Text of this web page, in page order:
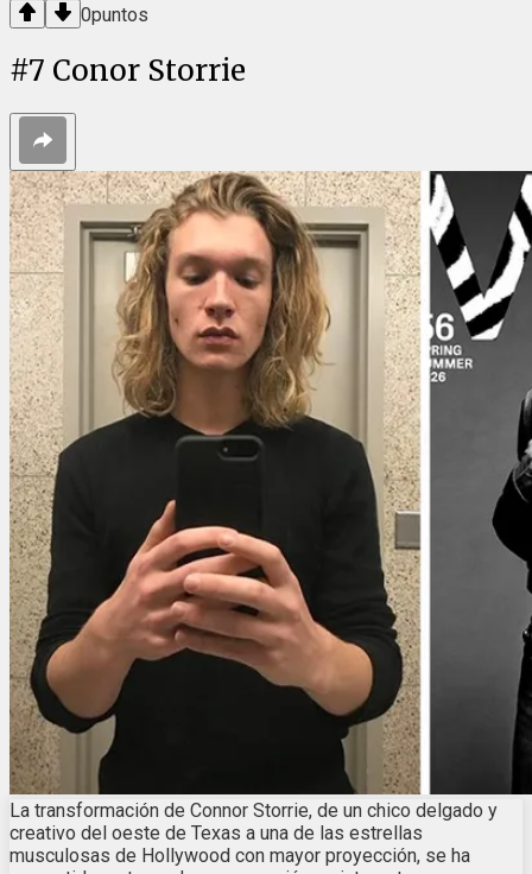
0puntos
#7 Conor Storrie
La transformación de Connor Storrie, de un chico delgado y
creativo del oeste de Texas a una de las estrellas
musculosas de Hollywood con mayor proyección, se ha